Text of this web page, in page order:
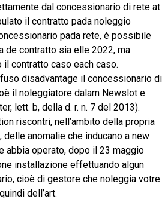
dal concessionario di rete at
il contratto pada noleggio
pada rete, è possibile
de contratto sia elle 2022, ma
contratto caso each caso.
disadvantage il concessionario di
il noleggiatore dalam Newslot e
lett. b, della d. r. n. 7 del 2013).
riscontri, nell’ambito della propria
anomalie che inducano a new
abbia operato, dopo il 23 maggio
installazione effettuando algun
cioè di gestore che noleggia votre
dell’art.